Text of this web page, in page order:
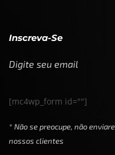
Inscreva-Se
Digite seu email
[mc4wp_form id=""]
* Não se preocupe, não
nossos clientes